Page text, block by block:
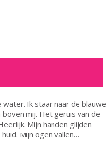
water. Ik staar naar de blauwe
mij. Het geruis van de
Mijn handen glijden
Mijn ogen vallen…